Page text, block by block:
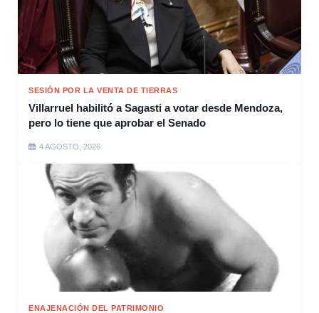
SESIÓN POR LA VENTA DE TIERRAS
Villarruel habilitó a Sagasti a votar desde Mendoza,
pero lo tiene que aprobar el Senado
4 AGOSTO, 2026
ENAJENACIÓN DEL PATRIMONIO